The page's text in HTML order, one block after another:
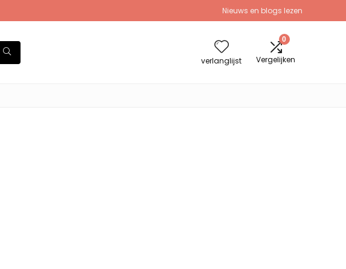
Nieuws en blogs lezen
verlanglijst
0
Vergelijken